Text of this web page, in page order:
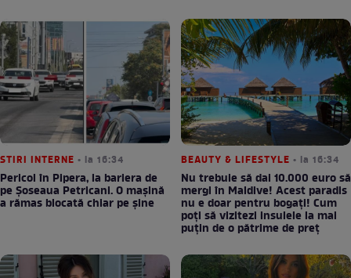
STIRI INTERNE • la 16:34
Pericol în Pipera, la bariera de
pe Șoseaua Petricani. O mașină
a rămas blocată chiar pe șine
BEAUTY & LIFESTYLE • la 16:34
Nu trebuie să dai 10.000 euro să
mergi în Maldive! Acest paradis
nu e doar pentru bogați! Cum
poți să vizitezi insulele la mai
puțin de o pătrime de preț